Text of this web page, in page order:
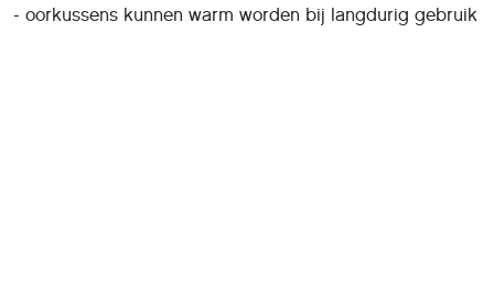
- oorkussens kunnen warm worden bij langdurig gebruik